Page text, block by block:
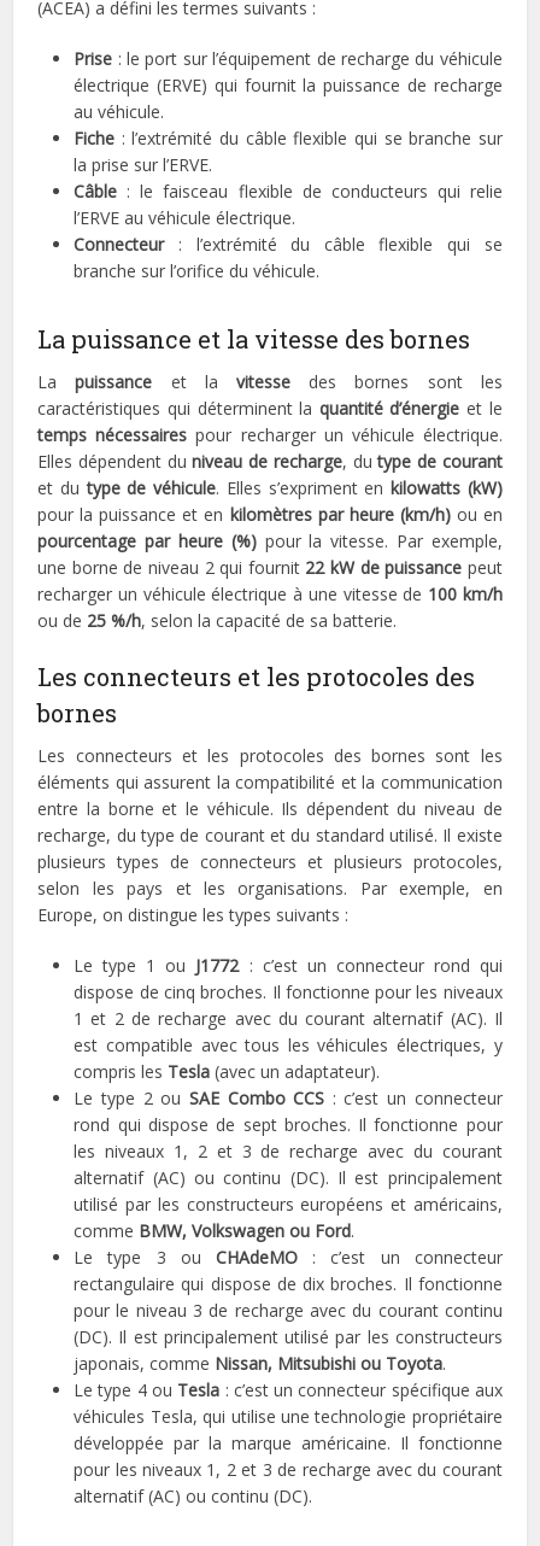
(ACEA) a défini les termes suivants :
Prise : le port sur l’équipement de recharge du véhicule
électrique (ERVE) qui fournit la puissance de recharge
au véhicule.
Fiche : l’extrémité du câble flexible qui se branche sur
la prise sur l’ERVE.
Câble : le faisceau flexible de conducteurs qui relie
l’ERVE au véhicule électrique.
Connecteur: l’extrémité du câble flexible qui se
branche sur l’orifice du véhicule.
La puissance et la vitesse des bornes
Lapuissance et lavitesse des bornes sont les
caractéristiques qui déterminent la quantité d’énergie et le
temps nécessaires pour recharger un véhicule électrique.
Elles dépendent duniveau de recharge, dutype de courant
et dutype de véhicule. Elles s’expriment en kilowatts (kW)
pour la puissance et en kilomètres par heure (km/h)ou en
pourcentage par heure (%)pour la vitesse. Par exemple,
une borne de niveau 2 qui fournit 22 kW de puissance peut
recharger un véhicule électrique à une vitesse de 100 km/h
ou de 25 %/h, selon la capacité de sa batterie.
Les connecteurs et les protocoles des
bornes
Les connecteurs et les protocoles des bornes sont les
éléments qui assurent la compatibilité et la communication
entre la borne et le véhicule. Ils dépendent du niveau de
recharge, du type de courant et du standard utilisé. Il existe
plusieurs types de connecteurs et plusieurs protocoles,
selon les pays et les organisations. Par exemple, en
Europe, on distingue les types suivants :
Le type 1 ou J1772: c’est un connecteur rond qui
dispose de cinq broches. Il fonctionne pour les niveaux
1 et 2 de recharge avec du courant alternatif (AC). Il
est compatible avec tous les véhicules électriques, y
compris les Tesla (avec un adaptateur).
Le type 2 ou SAE Combo CCS : c’est un connecteur
rond qui dispose de sept broches. Il fonctionne pour
les niveaux 1, 2 et 3 de recharge avec du courant
alternatif (AC) ou continu (DC). Il est principalement
utilisé par les constructeurs européens et américains,
comme BMW, Volkswagen ou Ford.
Le type 3 ou CHAdeMO : c’est un connecteur
rectangulaire qui dispose de dix broches. Il fonctionne
pour le niveau 3 de recharge avec du courant continu
(DC). Il est principalement utilisé par les constructeurs
japonais, comme Nissan, Mitsubishi ou Toyota.
Le type 4 ou Tesla : c’est un connecteur spécifique aux
véhicules Tesla, qui utilise une technologie propriétaire
développée par la marque américaine. Il fonctionne
pour les niveaux 1, 2 et 3 de recharge avec du courant
alternatif (AC) ou continu (DC).